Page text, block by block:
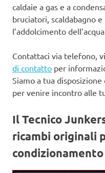
caldaie a gas e a
bruciatori, scaldabagno
l’addolcimento
Contattaci via telefono,
di contatto per
Siamo a tua
per venire incontro alle
Il Tecnico
ricambi originali
condizionamento